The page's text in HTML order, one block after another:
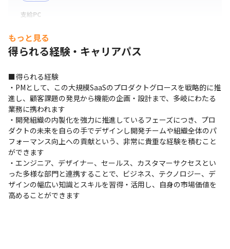
支給PC
もっと見る
得られる経験・キャリアパス
■得られる経験
・PMとして、この大規模SaaSのプロダクトグロースを戦略的に推
進し、顧客課題の発見から機能の企画・設計まで、多岐にわたる
業務に携われます
・開発組織の内製化を強力に推進しているフェーズにつき、プロ
ダクトの未来を自らの手でデザインし開発チームや組織全体のパ
フォーマンス向上への貢献という、非常に貴重な経験を積むこと
ができます
・エンジニア、デザイナー、セールス、カスタマーサクセスとい
った多様な部門と連携することで、ビジネス、テクノロジー、デ
ザインの幅広い知識とスキルを習得・活用し、自身の市場価値を
高めることができます